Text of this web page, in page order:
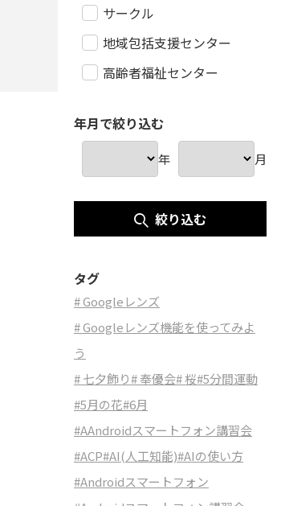
サークル
地域包括支援センター
高齢者福祉センター
年月で絞り込む
年 月
絞り込む
タグ
# Googleレンズ
# Googleレンズ機能を使ってみよ
う
# 七夕飾り# 奉優会# 桜#5分間運動
#5月の花#6月
#AAndroidスマートフォン講習会
#ACP#AI(人工知能)#AIの使い方
#Androidスマートフォン